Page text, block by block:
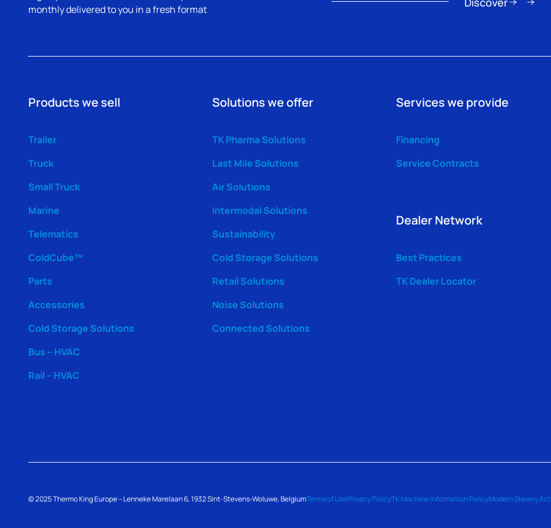
monthly delivered to you in a fresh format
Products we sell
Trailer
Truck
Small Truck
Marine
Telematics
ColdCube™
Parts
Accessories
Cold Storage Solutions
Bus – HVAC
Rail – HVAC
Solutions we offer
TK Pharma Solutions
Last Mile Solutions
Air Solutions
Intermodal Solutions
Sustainability
Cold Storage Solutions
Retail Solutions
Noise Solutions
Connected Solutions
Services we provide
Financing
Service Contracts
Dealer Network
Best Practices
TK Dealer Locator
© 2025Thermo KingEurope – Lenneke Marelaan 6, 1932 Sint-Stevens-Woluwe, BelgiumTerms of UsePrivacy PolicyTK Machine Information PolicyModern Slavery Act